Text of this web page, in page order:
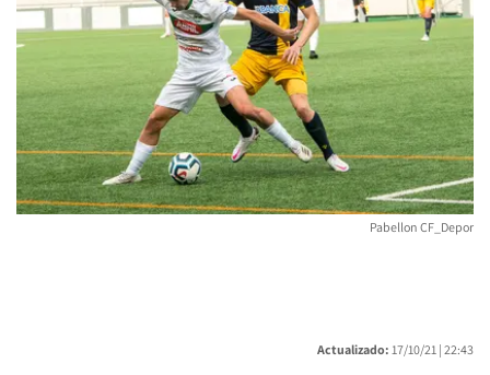
Pabellon CF_Depor
Actualizado: 17/10/21 | 22:43